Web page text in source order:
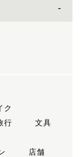
ク
行
文具
店舗